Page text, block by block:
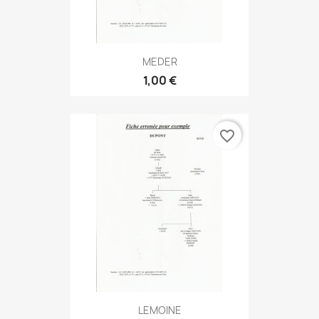
MEDER
1,00 €
LEMOINE
favorite_border